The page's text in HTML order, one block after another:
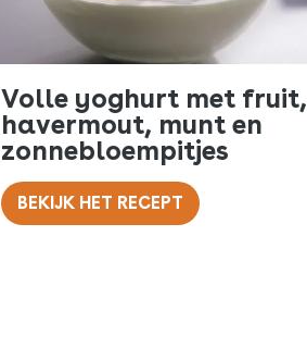
Volle yoghurt met fruit,
havermout, munt en
zonnebloempitjes
BEKIJK HET RECEPT